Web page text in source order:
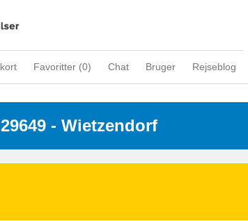
Favoritter (0) Chat Bruger Rejseblog
- Wietzendorf